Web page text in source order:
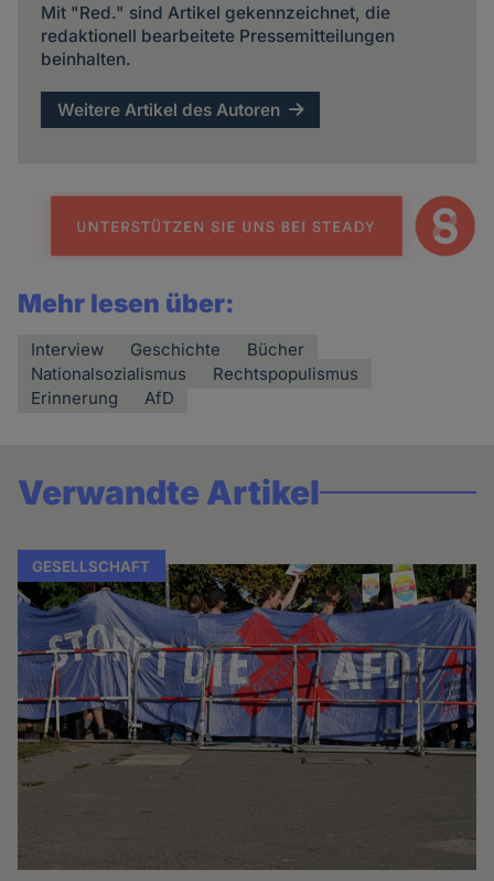
Mit "Red." sind Artikel gekennzeichnet, die
redaktionell bearbeitete Pressemitteilungen
beinhalten.
Weitere Artikel des Autoren
Mehr lesen über:
Interview Geschichte
Bücher
Nationalsozialismus
Rechtspopulismus
Erinnerung
AfD
Verwandte Artikel
GESELLSCHAFT